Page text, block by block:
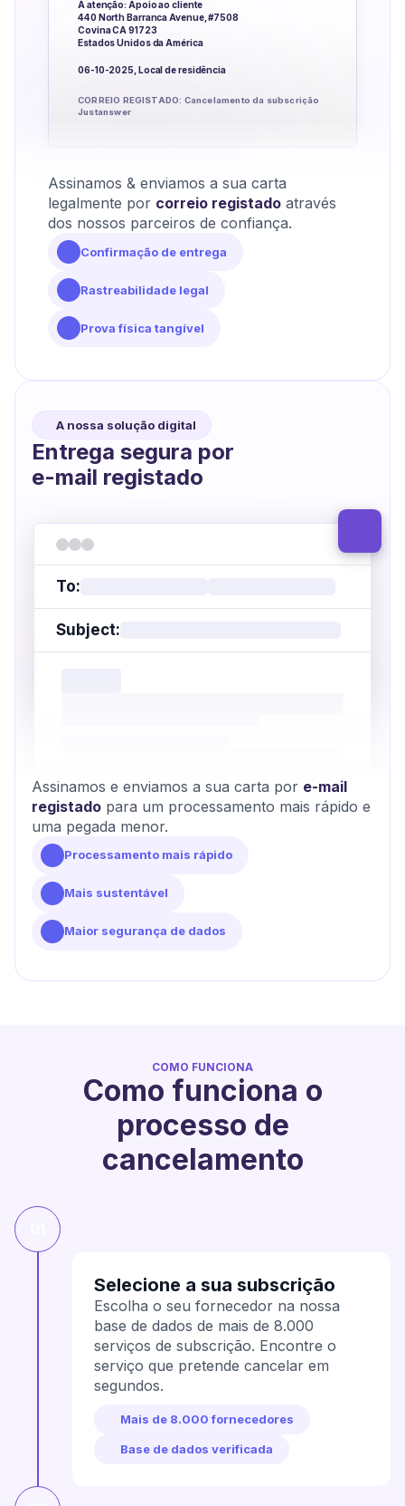
À atenção: Apoio ao cliente
440 North Barranca Avenue, #7508
Covina CA 91723
Estados Unidos da América
06-10-2025, Local de residência
CORREIO REGISTADO: Cancelamento da subscrição
Justanswer
Assinamos & enviamos a sua carta
legalmente por correio registado através
dos nossos parceiros de confiança.
Confirmação de entrega
Rastreabilidade legal
Prova física tangível
A nossa solução digital
Entrega segura por
e-mail registado
To:
Subject:
Assinamos e enviamos a sua carta por e-mail
registado para um processamento mais rápido e
uma pegada menor.
Processamento mais rápido
Mais sustentável
Maior segurança de dados
COMO FUNCIONA
Como funciona o
processo de
cancelamento
Selecione a sua subscrição
Escolha o seu fornecedor na nossa
base de dados de mais de 8.000
serviços de subscrição. Encontre o
serviço que pretende cancelar em
segundos.
Mais de 8.000 fornecedores
Base de dados verificada